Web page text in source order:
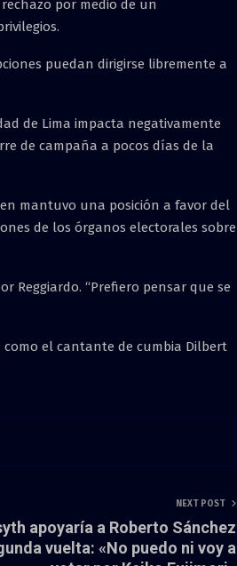
por medio de un
puedan dirigirse libremente a
de Lima impacta negativamente
de campaña a pocos días de la
mantuvo una posición a favor del
de los órganos electorales sobre
Reggiardo. “Prefiero pensar que se
como el cantante de cumbia Dilbert
NEXT POST
apoyaría a Roberto Sánchez
vuelta: «No puedo ni voy a